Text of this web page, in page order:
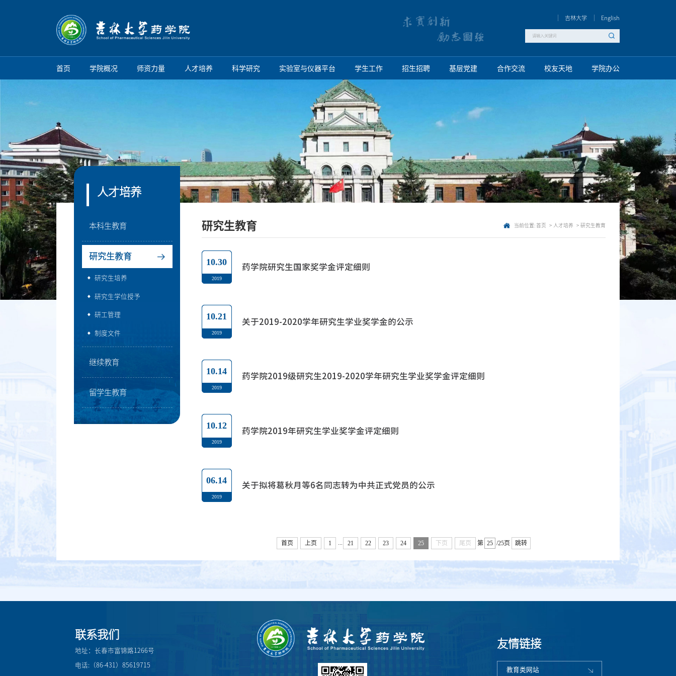
吉林大学 English
首页 学院概况 师资力量 人才培养 科学研究 实验室与仪器平台 学生工作 招生招聘 基层党建 合作交流 校友天地 学院办公
人才培养
本科生教育
研究生教育
研究生培养
研究生学位授予
研工管理
制度文件
继续教育
留学生教育
研究生教育 当前位置: 首页 人才培养 研究生教育
10.30
2019
药学院研究生国家奖学金评定细则
10.21
2019
关于2019-2020学年研究生学业奖学金的公示
10.14
2019
药学院2019级研究生2019-2020学年研究生学业奖学金评定细则
10.12
2019
药学院2019年研究生学业奖学金评定细则
06.14
2019
关于拟将葛秋月等6名同志转为中共正式党员的公示
首页 上页 1 ... 21 22 23 24 25 下页 尾页 第 /25页 跳转
联系我们
地址：长春市富锦路1266号
电话:（86-431）85619715
友情链接
教育类网站